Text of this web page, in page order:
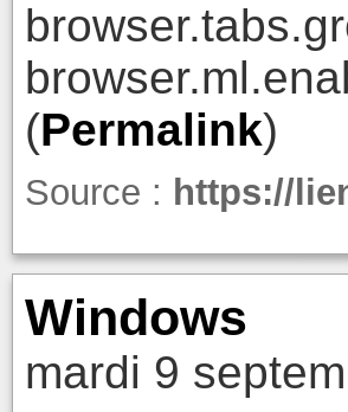
(Permalink)
Source : https://
Windows
mardi 9